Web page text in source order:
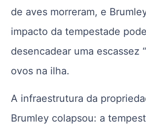
de aves morreram, e
impacto da tempestade pode
desencadear uma escassez
ovos na ilha.
A infraestrutura da
Brumley colapsou: a